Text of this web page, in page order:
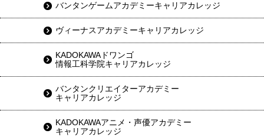
バンタンゲームアカデミーキャリアカレッジ
ヴィーナスアカデミーキャリアカレッジ
KADOKAWAドワンゴ
情報工科学院キャリアカレッジ
バンタンクリエイターアカデミー
キャリアカレッジ
KADOKAWAアニメ・声優アカデミー
キャリアカレッジ